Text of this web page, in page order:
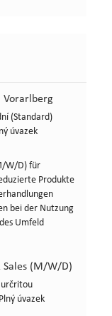
Vorarlberg
(Standard)
pozice
úvazek
W/D) für
Produkte
bei der Nutzung
Umfeld
(M/W/D)
určritou
pozice
Plný úvazek